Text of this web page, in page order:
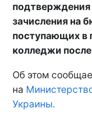
зачисления на
поступающих в
колледжи
Об этом
на
Украины.